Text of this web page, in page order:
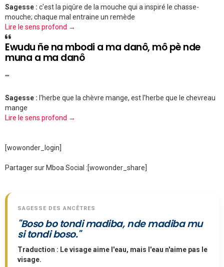
Sagesse : c'est la piqûre de la mouche qui a inspiré le chasse-
mouche; chaque mal entraine un remède
Lire le sens profond →
Ewudu ñe na mbodi a ma danô, mô pè nde
muna a ma danô
""
Sagesse : l'herbe que la chèvre mange, est l'herbe que le chevreau
mange
Lire le sens profond →
[wowonder_login]
Partager sur Mboa Social :[wowonder_share]
SAGESSE DES ANCÊTRES
"Boso bo tondi madiba, nde madiba mu
si tondi boso."
Traduction : Le visage aime l'eau, mais l'eau n'aime pas le
visage.